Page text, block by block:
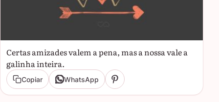
Certas amizades valem a pena, mas a nossa vale a
galinha inteira.
Copiar WhatsApp